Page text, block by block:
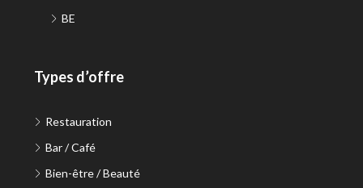
BE
Types d’offre
Restauration
Bar / Café
Bien-être / Beauté